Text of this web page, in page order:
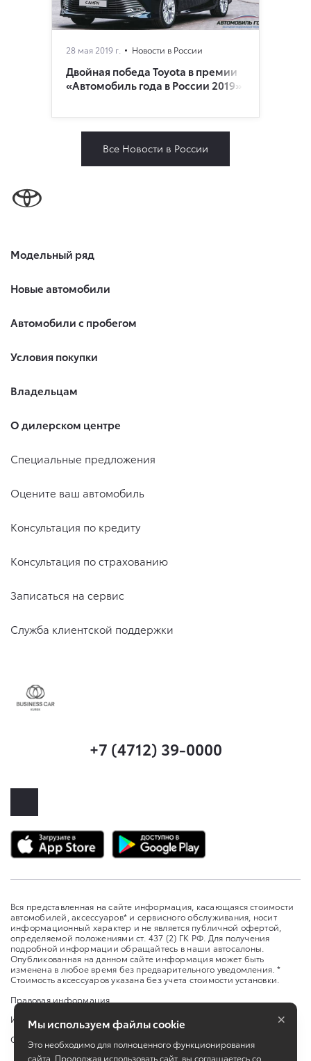
28 мая 2019 г. Новости в России
Двойная победа Toyota в премии
«Автомобиль года в России 2019»
Все Новости в России
Модельный ряд
Новые автомобили
Автомобили с пробегом
Условия покупки
Владельцам
О дилерском центре
Специальные предложения
Оцените ваш автомобиль
Консультация по кредиту
Консультация по страхованию
Записаться на сервис
Служба клиентской поддержки
+7 (4712) 39-0000
Вся представленная на сайте информация, касающаяся стоимости
автомобилей, аксессуаров* и сервисного обслуживания, носит
информационный характер и не является публичной офертой,
определяемой положениями ст. 437 (2) ГК РФ. Для получения
подробной информации обращайтесь в наши автосалоны.
Опубликованная на данном сайте информация может быть
изменена в любое время без предварительного уведомления. *
Стоимость аксессуаров указана без учета стоимости установки.
Правовая информация
Изменить настройку cookies
Сбросить cookie
Мы используем файлы cookie
Это необходимо для полноценного функционирования
сайта. Продолжая использовать сайт, вы соглашаетесь со
×